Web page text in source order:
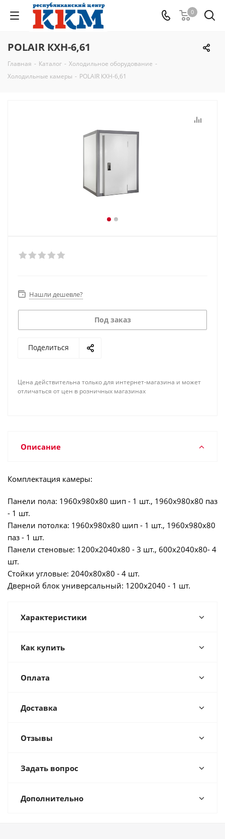
0
POLAIR КХН-6,61
Главная - Каталог - Холодильное оборудование -
Холодильные камеры - POLAIR КХН-6,61
Нашли дешевле?
Под заказ
Поделиться
Цена действительна только для интернет-магазина и может
отличаться от цен в розничных магазинах
Описание
Комплектация камеры:
Панели пола: 1960х980х80 шип - 1 шт., 1960х980х80 паз
- 1 шт.
Панели потолка: 1960х980х80 шип - 1 шт., 1960х980х80
паз - 1 шт.
Панели стеновые: 1200х2040х80 - 3 шт., 600х2040х80- 4
шт.
Стойки угловые: 2040х80х80 - 4 шт.
Дверной блок универсальный: 1200х2040 - 1 шт.
Характеристики
Как купить
Оплата
Доставка
Отзывы
Задать вопрос
Дополнительно